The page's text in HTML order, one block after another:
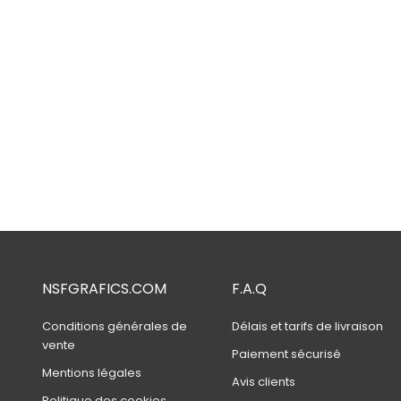
NSFGRAFICS.COM
Conditions générales de
vente
Mentions légales
F.A.Q
Délais et tarifs de livraison
Paiement sécurisé
Avis clients